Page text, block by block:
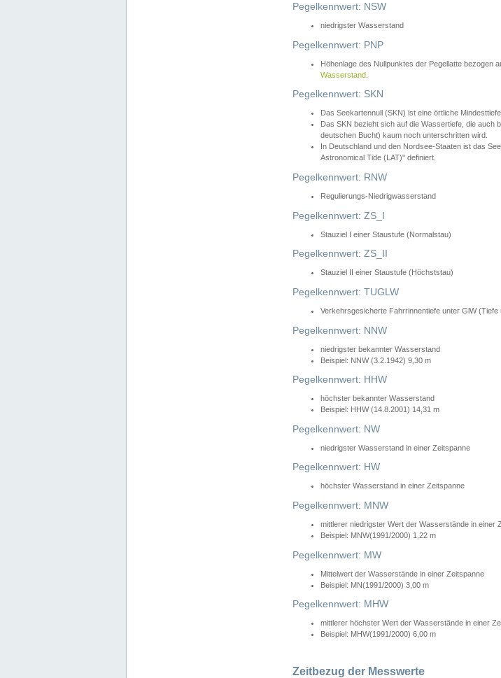
Pegelkennwert: NSW
niedrigster Wasserstand
Pegelkennwert: PNP
Höhenlage des Nullpunktes der Pegellatte bezogen
Wasserstand
Pegelkennwert: SKN
Das Seekartennull (SKN) ist eine örtliche
Das SKN bezieht sich auf die Wassertiefe, die auch
deutschen Bucht) kaum noch unterschritten wird.
In Deutschland und den Nordsee-Staaten ist das
Astronomical Tide (LAT)" definiert.
Pegelkennwert: RNW
Regulierungs-Niedrigwasserstand
Pegelkennwert: ZS_I
Stauziel I einer Staustufe (Normalstau)
Pegelkennwert: ZS_II
Stauziel II einer Staustufe (Höchststau)
Pegelkennwert: TUGLW
Verkehrsgesicherte Fahrrinnentiefe unter GlW (Tiefe
Pegelkennwert: NNW
niedrigster bekannter Wasserstand
Beispiel: NNW (3.2.1942) 9,30 m
Pegelkennwert: HHW
höchster bekannter Wasserstand
Beispiel: HHW (14.8.2001) 14,31 m
Pegelkennwert: NW
niedrigster Wasserstand in einer Zeitspanne
Pegelkennwert: HW
höchster Wasserstand in einer Zeitspanne
Pegelkennwert: MNW
mittlerer niedrigster Wert der Wasserstände in einer
Beispiel: MNW(1991/2000) 1,22 m
Pegelkennwert: MW
Mittelwert der Wasserstände in einer Zeitspanne
Beispiel: MN(1991/2000) 3,00 m
Pegelkennwert: MHW
mittlerer höchster Wert der Wasserstände in einer
Beispiel: MHW(1991/2000) 6,00 m
Zeitbezug der Messwerte